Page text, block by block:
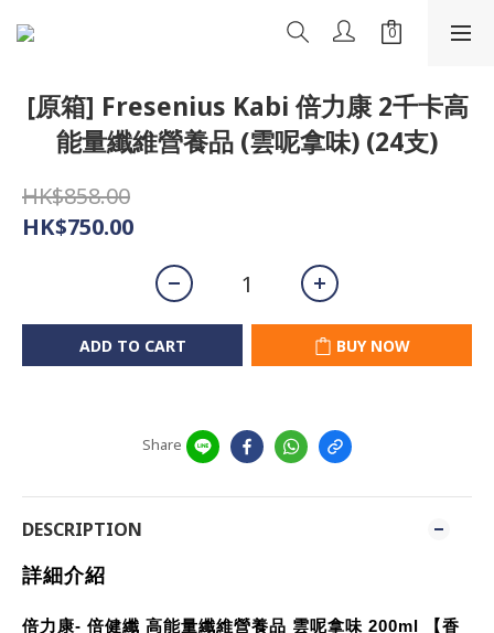
[原箱] Fresenius Kabi 倍力康 2千卡高
能量纖維營養品 (雲呢拿味) (24支)
HK$858.00
HK$750.00
ADD TO CART BUY NOW
Share
DESCRIPTION
詳細介紹
倍力康- 倍健纖 高能量纖維營養品 雲呢拿味 200ml 【香